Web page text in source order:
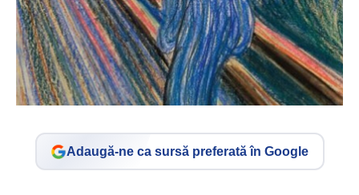
Adaugă-ne ca sursă preferată în Google